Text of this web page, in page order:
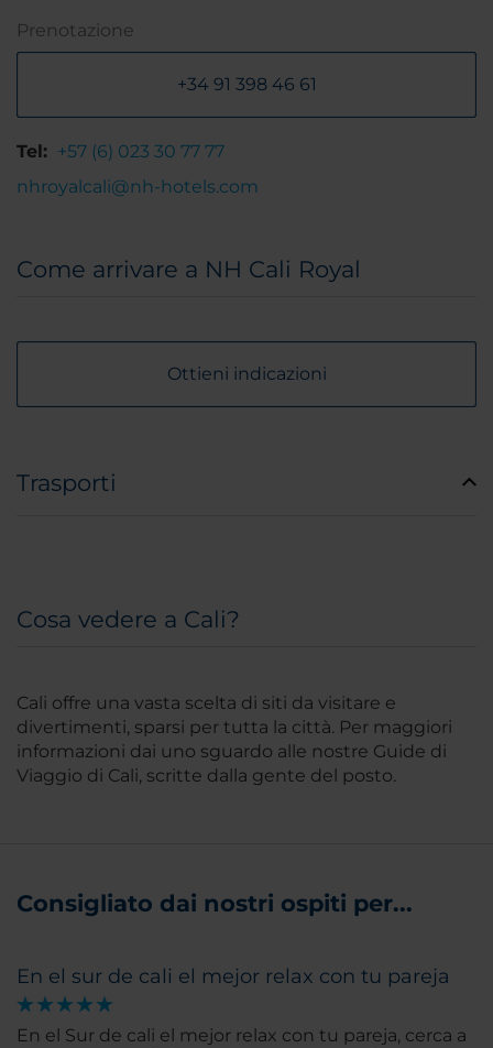
Prenotazione
+34 91 398 46 61
Tel: +57 (6) 023 30 77 77
nhroyalcali@nh-hotels.com
Come arrivare a NH Cali Royal
Ottieni indicazioni
Trasporti
Cosa vedere a Cali?
Cali offre una vasta scelta di siti da visitare e
divertimenti, sparsi per tutta la città. Per maggiori
informazioni dai uno sguardo alle nostre Guide di
Viaggio di Cali, scritte dalla gente del posto.
Consigliato dai nostri ospiti per...
En el sur de cali el mejor relax con tu pareja
En el Sur de cali el mejor relax con tu pareja, cerca a